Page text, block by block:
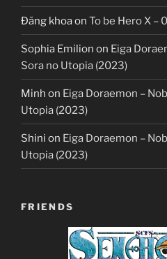
Đăng khoaon To be Hero X –
Sophia Emilion on Eiga
Sora no Utopia (2023)
Minh on Eiga Doraemon –
Utopia (2023)
Shini on Eiga Doraemon –
Utopia (2023)
FRIENDS